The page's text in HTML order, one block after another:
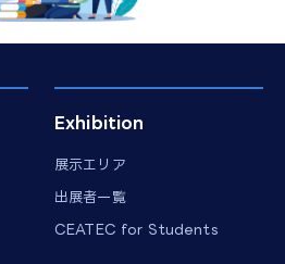
Exhibition
展示エリア
出展者一覧
CEATEC for Students